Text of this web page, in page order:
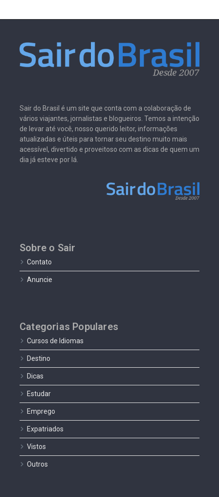
Sair do Brasil é um site que conta com a colaboração de
vários viajantes, jornalistas e blogueiros. Temos a intenção
de levar até você, nosso querido leitor, informações
atualizadas e úteis para tornar seu destino muito mais
acessível, divertido e proveitoso com as dicas de quem um
dia já esteve por lá.
Sobre o Sair
Contato
Anuncie
Categorias Populares
Cursos de Idiomas
Destino
Dicas
Estudar
Emprego
Expatriados
Vistos
Outros